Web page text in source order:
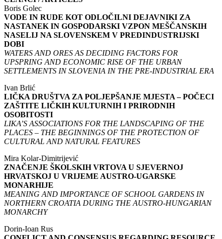
Boris Golec
VODE IN RUDE KOT ODLOČILNI DEJAVNIKI ZA
NASTANEK IN GOSPODARSKI VZPON MEŠČANSKIH
NASELIJ NA SLOVENSKEM V PREDINDUSTRIJSKI
DOBI
WATERS AND ORES AS DECIDING FACTORS FOR
UPSPRING AND ECONOMIC RISE OF THE URBAN
SETTLEMENTS IN SLOVENIA IN THE PRE-INDUSTRIAL ERA
Ivan Brlić
LIČKA DRUŠTVA ZA POLJEPŠANJE MJESTA – POČECI
ZAŠTITE LIČKIH KULTURNIH I PRIRODNIH
OSOBITOSTI
LIKA’S ASSOCIATIONS FOR THE LANDSCAPING OF THE
PLACES – THE BEGINNINGS OF THE PROTECTION OF
CULTURAL AND NATURAL FEATURES
Mira Kolar-Dimitrijević
ZNAČENJE ŠKOLSKIH VRTOVA U SJEVERNOJ
HRVATSKOJ U VRIJEME AUSTRO-UGARSKE
MONARHIJE
MEANING AND IMPORTANCE OF SCHOOL GARDENS IN
NORTHERN CROATIA DURING THE AUSTRO-HUNGARIAN
MONARCHY
Dorin-Ioan Rus